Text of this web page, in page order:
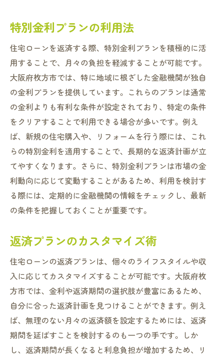
特別金利プランの利用法
住宅ローンを返済する際、特別金利プランを積極的に活
用することで、月々の負担を軽減することが可能です。
大阪府枚方市では、特に地域に根ざした金融機関が独自
の金利プランを提供しています。これらのプランは通常
の金利よりも有利な条件が設定されており、特定の条件
をクリアすることで利用できる場合が多いです。例え
ば、新規の住宅購入や、リフォームを行う際には、これ
らの特別金利を適用することで、長期的な返済計画が立
てやすくなります。さらに、特別金利プランは市場の金
利動向に応じて変動することがあるため、利用を検討す
る際には、定期的に金融機関の情報をチェックし、最新
の条件を把握しておくことが重要です。
返済プランのカスタマイズ術
住宅ローンの返済プランは、個々のライフスタイルや収
入に応じてカスタマイズすることが可能です。大阪府枚
方市では、金利や返済期間の選択肢が豊富にあるため、
自分に合った返済計画を見つけることができます。例え
ば、無理のない月々の返済額を設定するためには、返済
期間を延ばすことを検討するのも一つの手です。しか
し、返済期間が長くなると利息負担が増加するため、リ